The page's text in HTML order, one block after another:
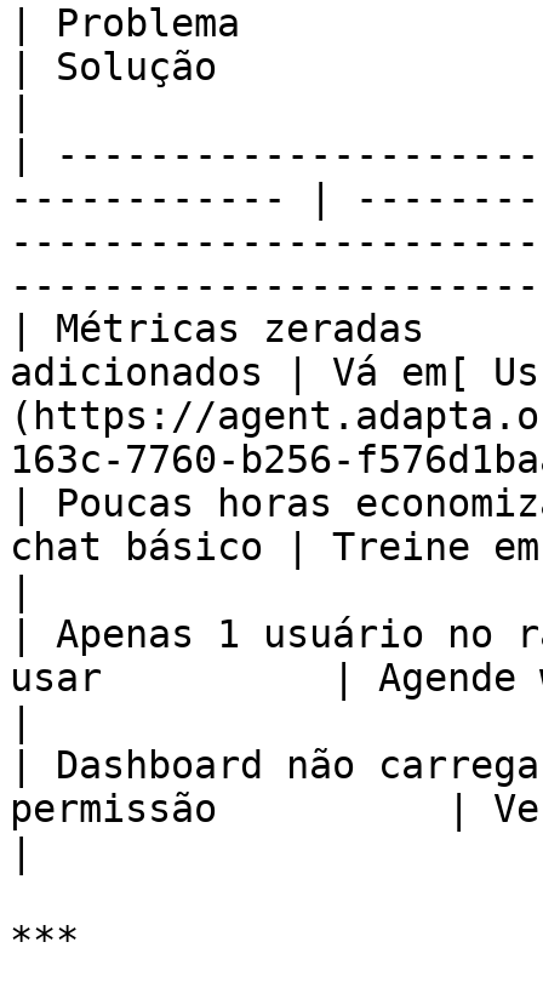
| Problema
| Solução
|
------------ |
| Métricas zeradas
adicionados | Vá em[
(https://
163c-7760-b256-
| Poucas horas
chat básico | Treine em
| Apenas 1 usuário no
usar          | Agende
| Dashboard não
permissão          |
***